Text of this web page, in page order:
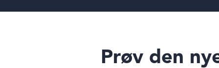
Prøv den